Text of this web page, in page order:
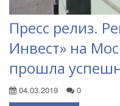
Пресс релиз.
Инвест» на
прошла
04.03.2019 0